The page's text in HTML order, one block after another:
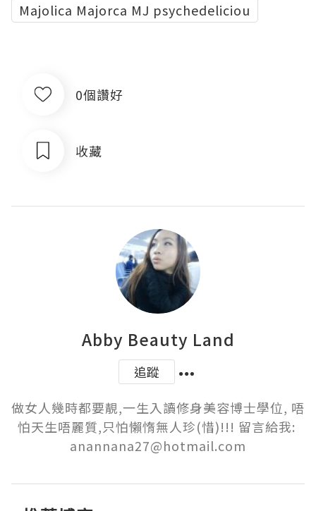
Majolica Majorca MJ psychedeliciou
0個讚好
收藏
Abby Beauty Land
追蹤
做女人幾時都要靚,一生入讀修身美容博士學位, 唔
怕天生唔麗質,只怕懶惰無人珍(惜)!!! 留言給我:
anannana27@hotmail.com